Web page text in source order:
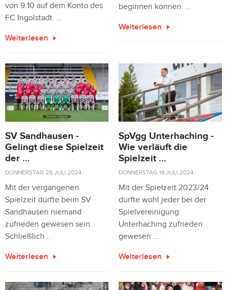
von 9:10 auf dem Konto des
FC Ingolstadt. ...
Weiterlesen
beginnen können. ...
Weiterlesen
SV Sandhausen -
Gelingt diese Spielzeit
der ...
DONNERSTAG 25 JULI 2024
Mit der vergangenen
Spielzeit dürfte beim SV
Sandhausen niemand
zufrieden gewesen sein.
Schließlich ...
Weiterlesen
SpVgg Unterhaching -
Wie verläuft die
Spielzeit ...
DONNERSTAG 18 JULI 2024
Mit der Spielzeit 2023/24
dürfte wohl jeder bei der
Spielvereinigung
Unterhaching zufrieden
gewesen ...
Weiterlesen